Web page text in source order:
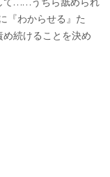
『わからせる』た
続けることを決め